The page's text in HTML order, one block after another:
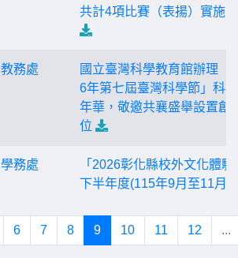
共計4項比賽（表揚）實施
教務處
國立臺灣科學教育館辦理「
6年第七屆臺灣科學節」科
年華，敬邀共襄盛舉設置創
位
學務處
「2026彰化縣校外文化體驗
下半年度(115年9月至11月)
6 7 8 9 10 11 12 ...